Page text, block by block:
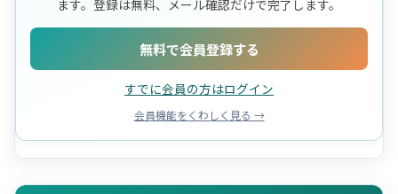
ます。登録は無料、メール確認だけで完了します。
無料で会員登録する
すでに会員の方はログイン
会員機能をくわしく見る →